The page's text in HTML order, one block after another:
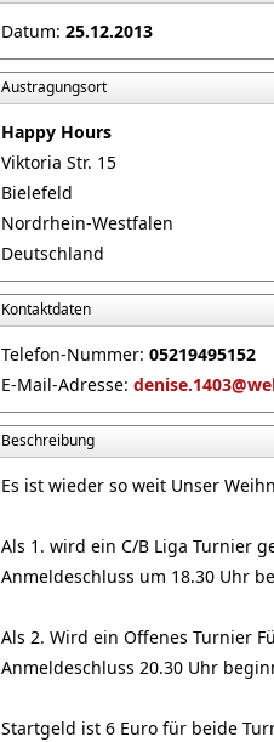
Datum: 25.12.2013
Austragungsort
Happy Hours
Viktoria Str. 15
Bielefeld
Nordrhein-Westfalen
Deutschland
Kontaktdaten
Telefon-Nummer: 05219495152
E-Mail-Adresse:
Beschreibung
Es ist wieder so weit Unser
Als 1. wird ein C/B Liga Turnier
Anmeldeschluss um 18.30 Uhr
Als 2. Wird ein Offenes Turnier
Anmeldeschluss 20.30 Uhr
Startgeld ist 6 Euro für beide